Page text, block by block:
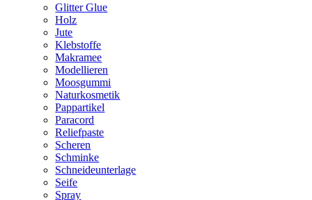
Glitter Glue
Holz
Jute
Klebstoffe
Makramee
Modellieren
Moosgummi
Naturkosmetik
Pappartikel
Paracord
Reliefpaste
Scheren
Schminke
Schneideunterlage
Seife
Spray